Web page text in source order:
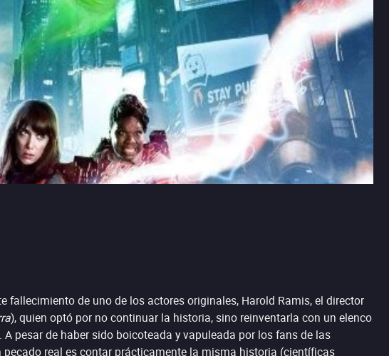
fallecimiento de uno de los actores originales, Harold Ramis, el director
), quien optó por no continuar la historia, sino reinventarla con un elenco
pesar de haber sido boicoteada y vapuleada por los fans de las
real es contar prácticamente la misma historia (científicas